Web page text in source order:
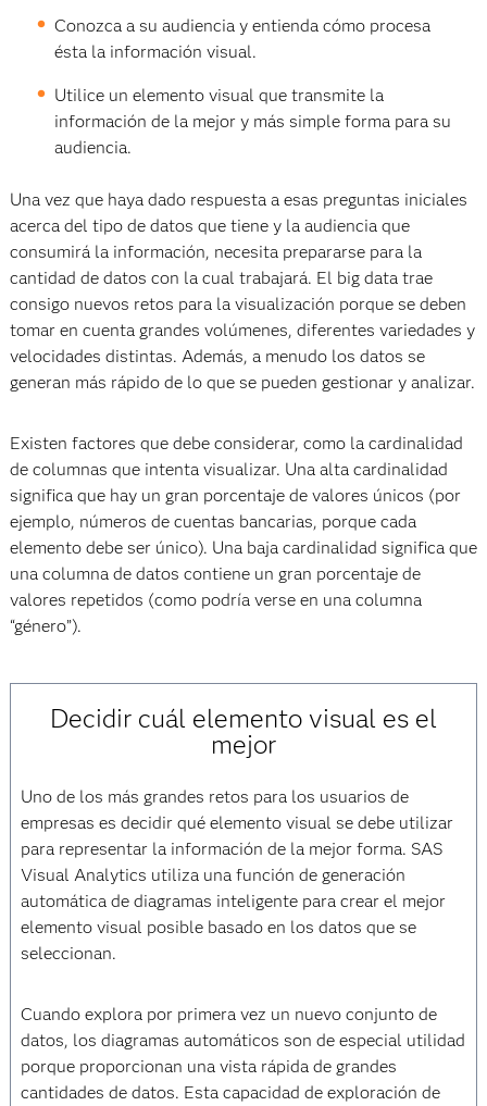
Conozca a su audiencia y entienda cómo procesa
ésta la información visual.
Utilice un elemento visual que transmite la
información de la mejor y más simple forma para su
audiencia.
Una vez que haya dado respuesta a esas preguntas iniciales
acerca del tipo de datos que tiene y la audiencia que
consumirá la información, necesita prepararse para la
cantidad de datos con la cual trabajará. El big data trae
consigo nuevos retos para la visualización porque se deben
tomar en cuenta grandes volúmenes, diferentes variedades y
velocidades distintas. Además, a menudo los datos se
generan más rápido de lo que se pueden gestionar y analizar.
Existen factores que debe considerar, como la cardinalidad
de columnas que intenta visualizar. Una alta cardinalidad
significa que hay un gran porcentaje de valores únicos (por
ejemplo, números de cuentas bancarias, porque cada
elemento debe ser único). Una baja cardinalidad significa que
una columna de datos contiene un gran porcentaje de
valores repetidos (como podría verse en una columna
“género”).
Decidir cuál elemento visual es el
mejor
Uno de los más grandes retos para los usuarios de
empresas es decidir qué elemento visual se debe utilizar
para representar la información de la mejor forma. SAS
Visual Analytics utiliza una función de generación
automática de diagramas inteligente para crear el mejor
elemento visual posible basado en los datos que se
seleccionan.
Cuando explora por primera vez un nuevo conjunto de
datos, los diagramas automáticos son de especial utilidad
porque proporcionan una vista rápida de grandes
cantidades de datos. Esta capacidad de exploración de